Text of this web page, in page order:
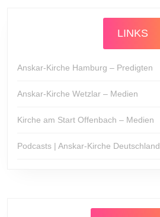
LINKS
Anskar-Kirche Hamburg – Predigten
Anskar-Kirche Wetzlar – Medien
Kirche am Start Offenbach – Medien
Podcasts | Anskar-Kirche Deutschland